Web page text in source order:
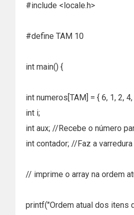
#include <locale.h>
#define TAM 10
int main() {
int numeros[TAM] = { 6, 1, 2,
int i;
int aux; //Recebe o número
int contador; //Faz a
// imprime o array na ordem
printf("Ordem atual dos itens